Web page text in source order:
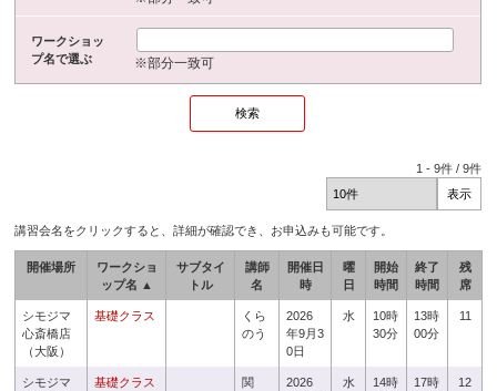
ワークショッ
プ名で選ぶ
※部分一致可
1 -9件 /9件
講習会名をクリックすると、詳細が確認でき、お申込みも可能です。
開催場所
ワークショ
ップ名 ▲
サブタイ
トル
講師
名
開催日
時
曜
日
開始
時間
終了
時間
残
席
シモジマ
心斎橋店
（大阪）
基礎クラス
くら
のう
2026
年9月3
0日
水
10時
30分
13時
00分
11
シモジマ
基礎クラス 関
2026
水
14時
17時
12